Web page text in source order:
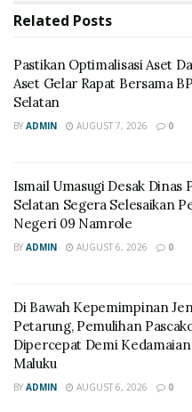
Related Posts
Pastikan Optimalisasi Aset
Aset Gelar Rapat Bersama
Selatan
BY ADMIN AUGUST 7, 2026 0
Ismail Umasugi Desak Dinas
Selatan Segera Selesaikan
Negeri 09 Namrole
BY ADMIN AUGUST 6, 2026 0
Di Bawah Kepemimpinan
Petarung, Pemulihan
Dipercepat Demi
Maluku
BY ADMIN AUGUST 6, 2026 0